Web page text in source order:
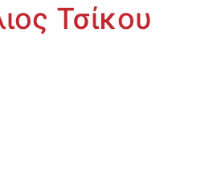
Τσίκου